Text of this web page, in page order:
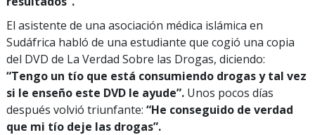
El asistente de una asociación médica islámica en
Sudáfrica habló de una estudiante que cogió una copia
del DVD de La Verdad Sobre las Drogas, diciendo:
“Tengo un tío que está consumiendo drogas y tal vez
si le enseño este DVD le ayude”. Unos pocos días
después volvió triunfante: “He conseguido de verdad
que mi tío deje las drogas”.